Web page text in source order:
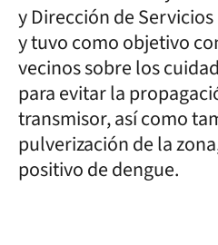
y Dirección de
y tuvo como objetivo
vecinos sobre los
para evitar la
transmisor, así como
pulverización de la
positivo de dengue.